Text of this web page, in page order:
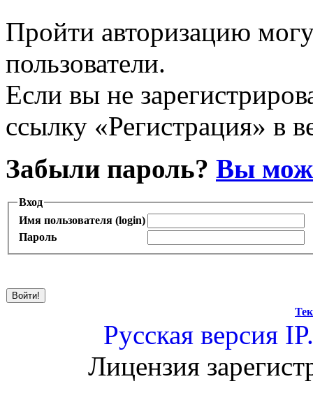
Пройти авторизацию
пользователи.
Если вы не
ссылку «Регистрация» в
Забыли пароль? Вы
Вход
Имя пользователя (login)
Пароль
Русская версия
Лицензия